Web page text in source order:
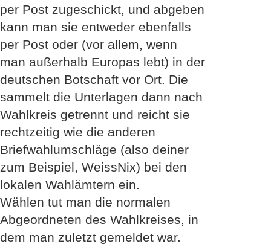
per Post zugeschickt, und abgeben
kann man sie entweder ebenfalls
per Post oder (vor allem, wenn
man außerhalb Europas lebt) in der
deutschen Botschaft vor Ort. Die
sammelt die Unterlagen dann nach
Wahlkreis getrennt und reicht sie
rechtzeitig wie die anderen
Briefwahlumschläge (also deiner
zum Beispiel, WeissNix) bei den
lokalen Wahlämtern ein.
Wählen tut man die normalen
Abgeordneten des Wahlkreises, in
dem man zuletzt gemeldet war.